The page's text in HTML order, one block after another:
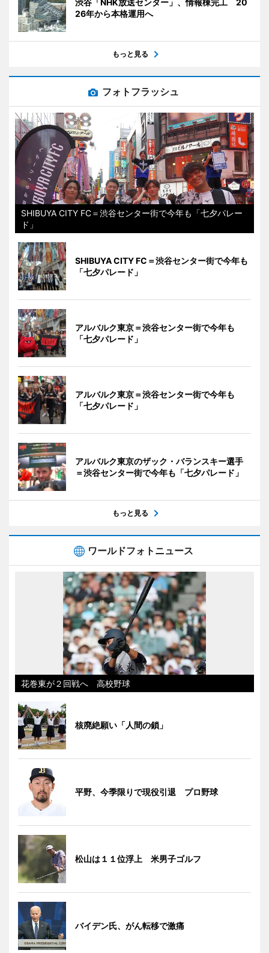
26年から本格運用へ
もっと見る
フォトフラッシュ
SHIBUYA CITY FC＝渋谷センター街で今年も「七夕パレー
ド」
SHIBUYA CITY FC＝渋谷センター街で今年も
「七夕パレード」
アルバルク東京＝渋谷センター街で今年も
「七夕パレード」
アルバルク東京＝渋谷センター街で今年も
「七夕パレード」
アルバルク東京のザック・バランスキー選手
＝渋谷センター街で今年も「七夕パレード」
もっと見る
ワールドフォトニュース
花巻東が２回戦へ 高校野球
核廃絶願い「人間の鎖」
平野、今季限りで現役引退 プロ野球
松山は１１位浮上 米男子ゴルフ
バイデン氏、がん転移で激痛